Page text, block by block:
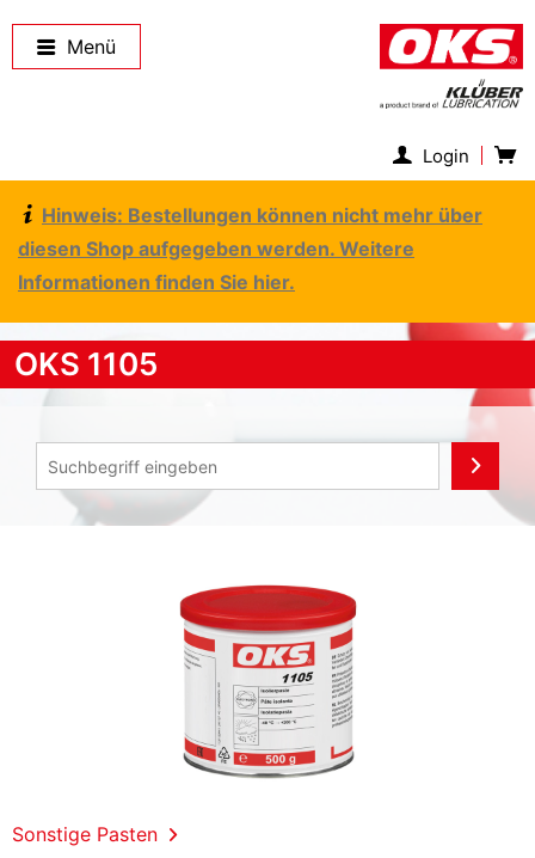
Menü
Login
Hinweis: Bestellungen können nicht mehr über
diesen Shop aufgegeben werden. Weitere
Informationen finden Sie hier.
OKS 1105
Sonstige Pasten